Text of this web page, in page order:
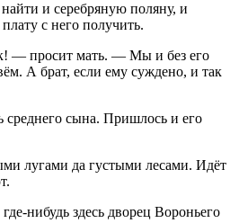
и серебряную поляну, и
с него получить.
— просит мать. — Мы и без его
А брат, если ему суждено, и так
среднего сына. Пришлось и его
лугами да густыми лесами. Идёт
нибудь здесь дворец Вороньего